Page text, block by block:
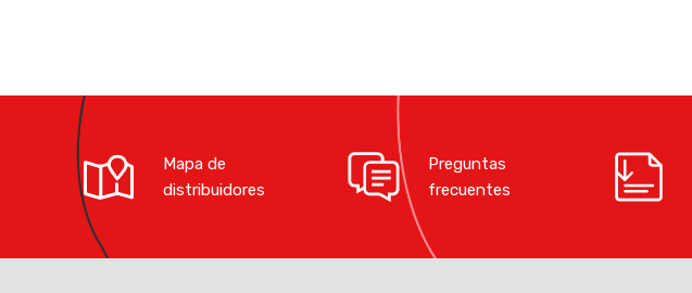
Mapa de
distribuidores
Preguntas
frecuentes